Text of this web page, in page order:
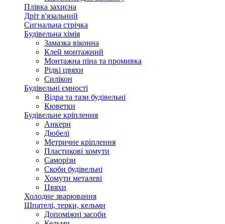
Плівка захисна
Дріт в'язальний
Сигнальна стрічка
Будівельна хімія
Замазка віконна
Клей монтажний
Монтажна піна та промивка
Рідкі цвяхи
Силікон
Будівельні ємності
Відра та тази будівельні
Кюветки
Будівельне кріплення
Анкери
Дюбелі
Метричне кріплення
Пластикові хомути
Саморізи
Скоби будівельні
Хомути металеві
Цвяхи
Холодне зварювання
Шпателі, терки, кельми
Допоміжні засоби